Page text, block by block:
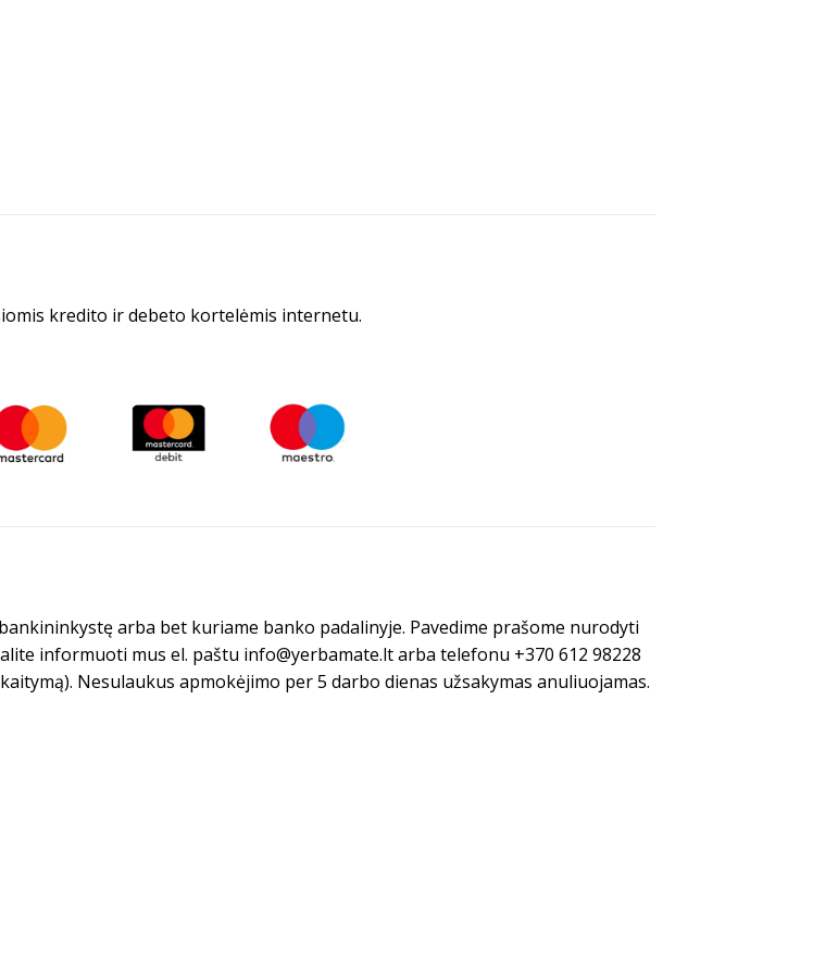
kredito ir debeto kortelėmis internetu.
arba bet kuriame banko padalinyje. Pavedime prašome nurodyti
informuoti mus el. paštu info@yerbamate.lt arba telefonu +370 612 98228
Nesulaukus apmokėjimo per 5 darbo dienas užsakymas anuliuojamas.